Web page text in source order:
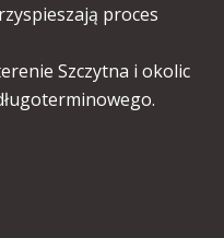
proces
Szczytna i okolic